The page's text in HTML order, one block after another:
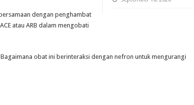
dengan penghambat
atau ARB dalam mengobati
obat ini berinteraksi dengan nefron untuk mengurangi